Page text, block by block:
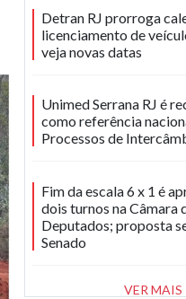
Detran RJ prorroga
licenciamento de
veja novas datas
Unimed Serrana RJ é
como referência
Processos de
Fim da escala 6 x 1 é
dois turnos na Câmara
Deputados; proposta
Senado
VER MAIS